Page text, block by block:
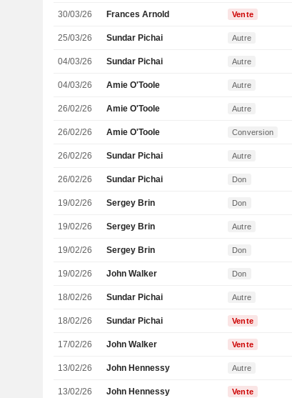
30/03/26 Frances Arnold Vente
25/03/26 Sundar Pichai Autre
04/03/26 Sundar Pichai Autre
04/03/26 Amie O'Toole Autre
26/02/26 Amie O'Toole Autre
26/02/26 Amie O'Toole Conversion
26/02/26 Sundar Pichai Autre
26/02/26 Sundar Pichai Don
19/02/26 Sergey Brin Don
19/02/26 Sergey Brin Autre
19/02/26 Sergey Brin Don
19/02/26 John Walker Don
18/02/26 Sundar Pichai Autre
18/02/26 Sundar Pichai Vente
17/02/26 John Walker Vente
13/02/26 John Hennessy Autre
13/02/26 John Hennessy Vente